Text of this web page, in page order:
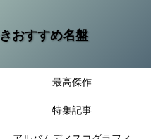
おすすめ名盤
最高傑作
特集記事